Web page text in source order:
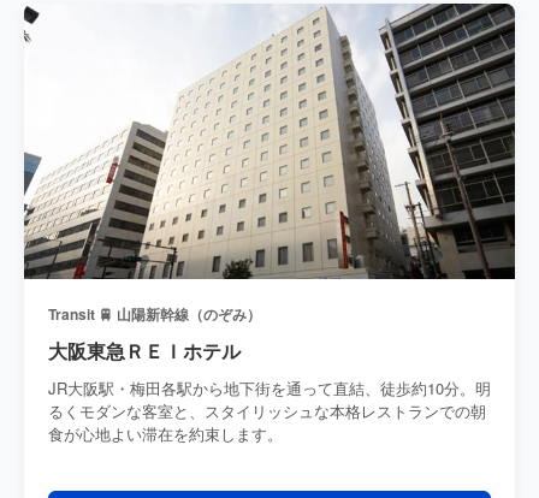
Transit 🚆 山陽新幹線（のぞみ）
大阪東急ＲＥＩホテル
JR大阪駅・梅田各駅から地下街を通って直結、徒歩約10分。明
るくモダンな客室と、スタイリッシュな本格レストランでの朝
食が心地よい滞在を約束します。